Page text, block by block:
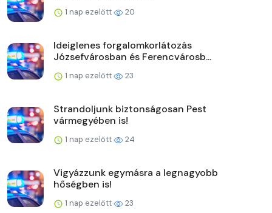
1 nap ezelőtt 20
Ideiglenes forgalomkorlátozás
Józsefvárosban és Ferencvárosb...
1 nap ezelőtt 23
Strandoljunk biztonságosan Pest
vármegyében is!
1 nap ezelőtt 24
Vigyázzunk egymásra a legnagyobb
hőségben is!
1 nap ezelőtt 23